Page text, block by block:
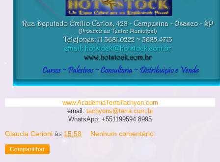
www.AcademiaTerraTachyon.com
email: tachyons@terra.com.br
WhatsApp: +551199594.8995
Glaucia Cerioni às 15:58 Nenhum comentário:
Compartilhar